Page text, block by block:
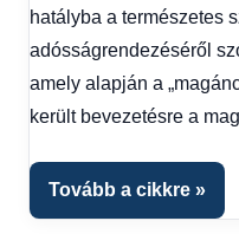
hatályba a természetes
adósságrendezéséről
amely alapján a
került bevezetésre a
Tovább a cikkre